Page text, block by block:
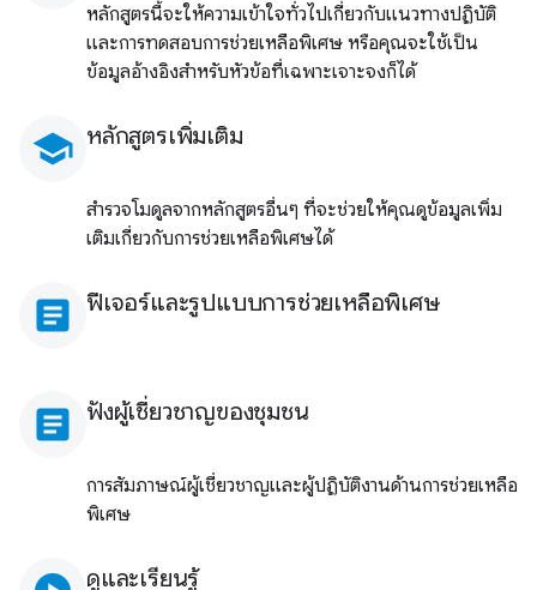
หลักสูตรนี้จะให้ความเข้าใจทั่วไปเกี่ยวกับแนวทางปฏิบัติ
และการทดสอบการช่วยเหลือพิเศษ หรือคุณจะใช้เป็น
ข้อมูลอ้างอิงสำหรับหัวข้อที่เฉพาะเจาะจงก็ได้
school หลักสูตรเพิ่มเติม
สำรวจโมดูลจากหลักสูตรอื่นๆ ที่จะช่วยให้คุณดูข้อมูลเพิ่ม
เติมเกี่ยวกับการช่วยเหลือพิเศษได้
article ฟีเจอร์และรูปแบบการช่วยเหลือพิเศษ
article ฟังผู้เชี่ยวชาญของชุมชน
การสัมภาษณ์ผู้เชี่ยวชาญและผู้ปฏิบัติงานด้านการช่วยเหลือ
พิเศษ
ดูและเรียนรู้